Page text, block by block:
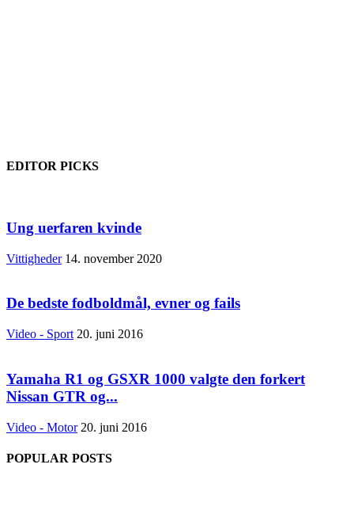
EDITOR PICKS
Ung uerfaren kvinde
Vittigheder 14. november 2020
De bedste fodboldmål, evner og fails
Video - Sport 20. juni 2016
Yamaha R1 og GSXR 1000 valgte den forkert
Nissan GTR og...
Video - Motor 20. juni 2016
POPULAR POSTS